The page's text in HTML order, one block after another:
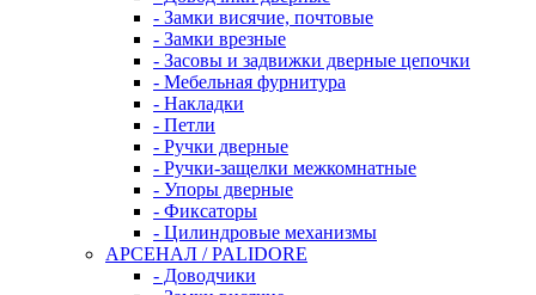
- Замки висячие, почтовые
- Замки врезные
- Засовы и задвижки дверные цепочки
- Мебельная фурнитура
- Накладки
- Петли
- Ручки дверные
- Ручки-защелки межкомнатные
- Упоры дверные
- Фиксаторы
- Цилиндровые механизмы
АРСЕНАЛ / PALIDORE
- Доводчики